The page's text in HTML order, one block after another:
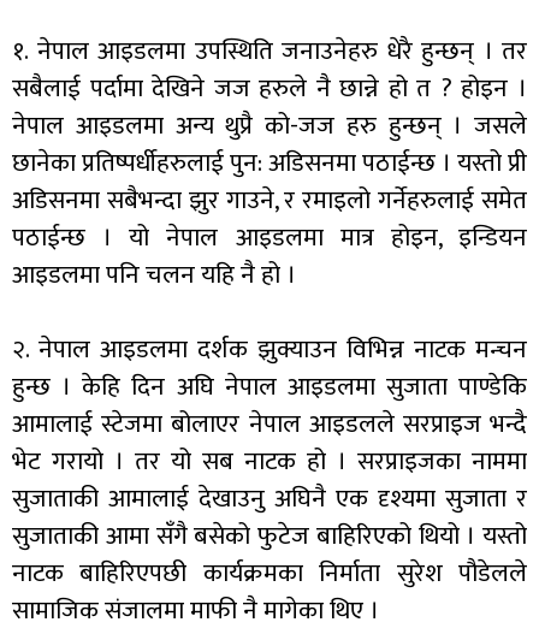
१. नेपाल आइडलमा उपस्थिति जनाउनेहरु धेरै हुन्छन् । तर
सबैलाई पर्दामा देखिने जज हरुले नै छान्ने हो त ? होइन ।
नेपाल आइडलमा अन्य थुप्रै को-जज हरु हुन्छन् । जसले
छानेका प्रतिष्पर्धीहरुलाई पुन: अडिसनमा पठाईन्छ । यस्तो प्री
अडिसनमा सबैभन्दा झुर गाउने, र रमाइलो गर्नेहरुलाई समेत
पठाईन्छ । यो नेपाल आइडलमा मात्र होइन, इन्डियन
आइडलमा पनि चलन यहि नै हो ।
२. नेपाल आइडलमा दर्शक झुक्याउन विभिन्न नाटक मन्चन
हुन्छ । केहि दिन अघि नेपाल आइडलमा सुजाता पाण्डेकि
आमालाई स्टेजमा बोलाएर नेपाल आइडलले सरप्राइज भन्दै
भेट गरायो । तर यो सब नाटक हो । सरप्राइजका नाममा
सुजाताकी आमालाई देखाउनु अघिनै एक दृश्यमा सुजाता र
सुजाताकी आमा सँगै बसेको फुटेज बाहिरिएको थियो । यस्तो
नाटक बाहिरिएपछी कार्यक्रमका निर्माता सुरेश पौडेलले
सामाजिक संजालमा माफी नै मागेका थिए ।